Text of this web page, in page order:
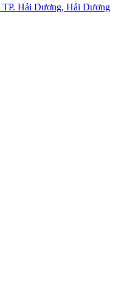
TP. Hải Dương, Hải Dương